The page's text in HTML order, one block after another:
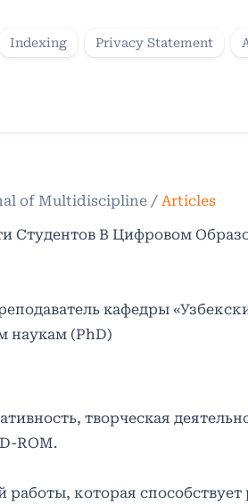
Indexing Privacy Statement
of Multidiscipline / Articles
Студентов В Цифровом
кафедры
наукам (PhD)
творческая
ROM.
работы, которая